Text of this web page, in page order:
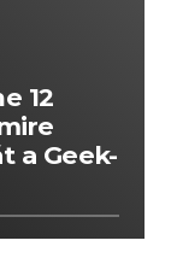
12
a Geek-